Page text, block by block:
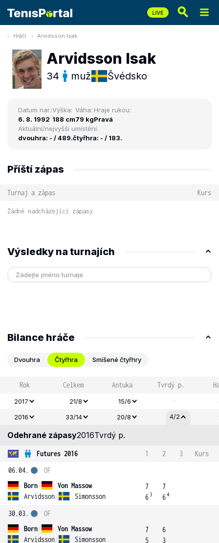
Hráči Arvidsson Isak
Arvidsson Isak
34 muž Švédsko
Datum nar.:
6. 8. 1992
Výška:
188 cm
Váha:
79 kg
Hraje rukou:
Pravá
Aktuální/nejvyšší umístění:
dvouhra: - / 489.čtyřhra: - / 183.
Příští zápas
Turnaj a zápas Kurs
Žádné nadcházející zápasy.
Výsledky na turnajích
Bilance hráče
Dvouhra Čtyřhra Smíšené čtyřhry
Rok Celkem Antuka Tvrdý p.
2017 21/8 15/6 -
2016
33/14 20/8 4/2
Odehrané zápasy2016Tvrdý p.
Futures 2016 1 2 3
Kurs
06.04.
Born/
Von Massow
Arvidsson/ Simonsson
OF
7
6 3
7
64
30.03.
Born/
Von Massow
Arvidsson/ Simonsson
OF
7
5
6
3